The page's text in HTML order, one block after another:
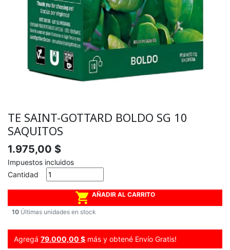
TE SAINT-GOTTARD BOLDO SG 10
SAQUITOS
1.975,00 $
Impuestos incluidos
Cantidad
 AÑADIR AL CARRITO
10 Últimas unidades en stock
Agregá 79.000,00 $ más y obtené Envío Gratis!